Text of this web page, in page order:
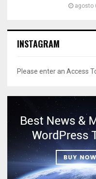
agosto
INSTAGRAM
Please enter an Access